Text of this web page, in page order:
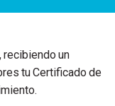
recibiendo un
tu Certificado de